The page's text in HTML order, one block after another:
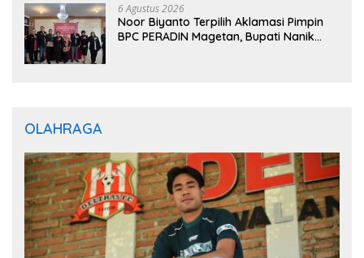
6 Agustus 2026
Noor Biyanto Terpilih Aklamasi Pimpin
BPC PERADIN Magetan, Bupati Nanik
OLAHRAGA